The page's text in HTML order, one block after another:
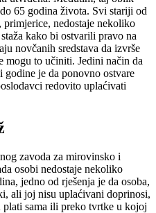
65 godina života. Svi stariji od
nedostaje nekoliko
kako bi ostvarili pravo na
novčanih sredstava da izvrše
mogu to učiniti. Jedini način da
godine je da ponovno ostvare
redovito uplaćivati
zavoda za mirovinsko i
osobi nedostaje nekoliko
jedno od rješenja je da osoba,
ali joj nisu uplaćivani doprinosi,
sama ili preko tvrtke u kojoj